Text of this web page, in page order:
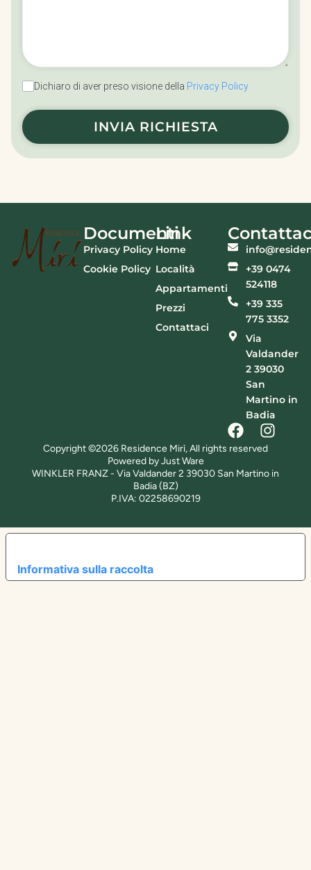
Dichiaro di aver preso visione della Privacy Policy
INVIA RICHIESTA
Documenti
Privacy Policy
Cookie Policy
Link
Home
Località
Appartamenti
Prezzi
Contattaci
+39 0474
524118
+39 335
775 3352
Via
Valdander
2 39030
San
Martino in
Badia
Copyright ©2026 Residence Mirì, All rights reserved
Powered by Just Ware
WINKLER FRANZ - Via Valdander 2 39030 San Martino in
Badia (BZ)
P.IVA: 02258690219
Informativa sulla raccolta